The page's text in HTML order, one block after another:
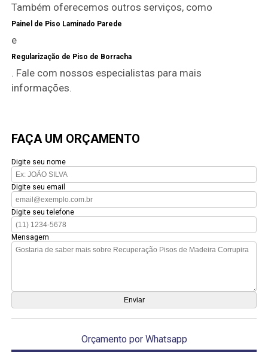
Também oferecemos outros serviços, como
Painel de Piso Laminado Parede
e
Regularização de Piso de Borracha
. Fale com nossos especialistas para mais
informações.
FAÇA UM ORÇAMENTO
Digite seu nome
Digite seu email
Digite seu telefone
Mensagem
Orçamento por Whatsapp